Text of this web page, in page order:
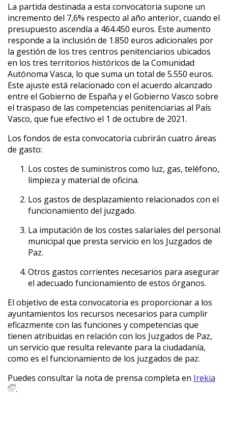
La partida destinada a esta convocatoria supone un
incremento del 7,6% respecto al año anterior, cuando el
presupuesto ascendía a 464.450 euros. Este aumento
responde a la inclusión de 1.850 euros adicionales por
la gestión de los tres centros penitenciarios ubicados
en los tres territorios históricos de la Comunidad
Autónoma Vasca, lo que suma un total de 5.550 euros.
Este ajuste está relacionado con el acuerdo alcanzado
entre el Gobierno de España y el Gobierno Vasco sobre
el traspaso de las competencias penitenciarias al País
Vasco, que fue efectivo el 1 de octubre de 2021.
Los fondos de esta convocatoria cubrirán cuatro áreas
de gasto:
Los costes de suministros como luz, gas, teléfono,
limpieza y material de oficina.
Los gastos de desplazamiento relacionados con el
funcionamiento del juzgado.
La imputación de los costes salariales del personal
municipal que presta servicio en los Juzgados de
Paz.
Otros gastos corrientes necesarios para asegurar
el adecuado funcionamiento de estos órganos.
El objetivo de esta convocatoria es proporcionar a los
ayuntamientos los recursos necesarios para cumplir
eficazmente con las funciones y competencias que
tienen atribuidas en relación con los Juzgados de Paz,
un servicio que resulta relevante para la ciudadanía,
como es el funcionamiento de los juzgados de paz.
Puedes consultar la nota de prensa completa en Irekia
.